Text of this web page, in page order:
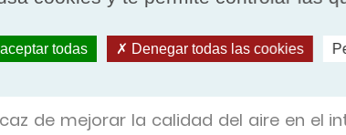
una UTA?
de mejorar la calidad del aire en el
todas Denegar todas las cookies